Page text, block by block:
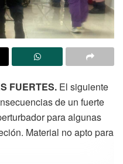
FUERTES. El siguiente
de un fuerte
para algunas
Material no apto para